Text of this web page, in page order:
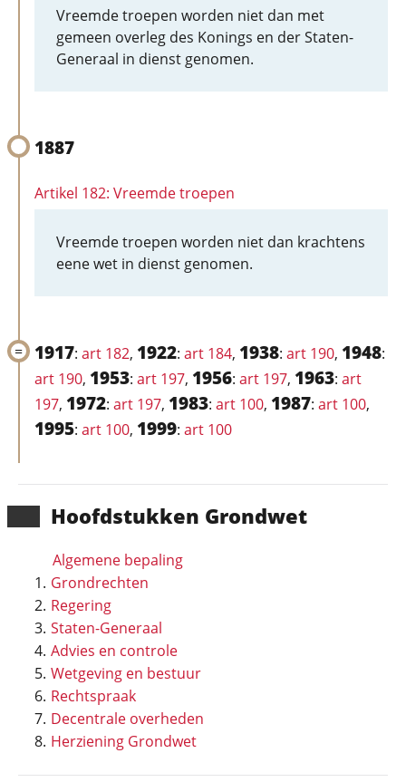
Hoofd­stukken Grondwet
Algemene bepaling
Grondrechten
Regering
Staten-Generaal
Advies en controle
Wetgeving en bestuur
Rechtspraak
Decentrale overheden
Herziening Grondwet
Vreemde troepen worden niet dan met
gemeen overleg des Konings en der Staten-
Generaal in dienst genomen.
1887
Artikel 182: Vreemde troepen
Vreemde troepen worden niet dan krachtens
eene wet in dienst genomen.
1917: art 182, 1922: art 184, 1938: art 190, 1948:
art 190, 1953: art 197, 1956: art 197, 1963: art
197, 1972: art 197, 1983: art 100, 1987: art 100,
1995: art 100, 1999: art 100